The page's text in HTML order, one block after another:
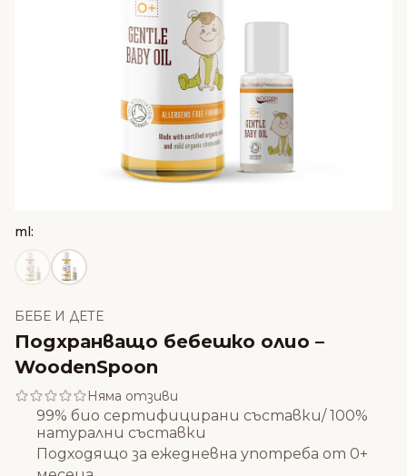
БЕБЕ И ДЕТЕ
Подхранващо бебешко олио –
WoodenSpoon
Няма отзиви
99% био сертифицирани съставки/ 100%
натурални съставки
Подходящо за ежедневна употреба от 0+
ml: